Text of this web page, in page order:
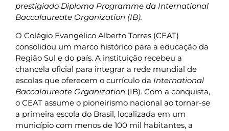
prestigiado Diploma Programme da International
Baccalaureate Organization (IB).
O Colégio Evangélico Alberto Torres (CEAT)
consolidou um marco histórico para a educação da
Região Sul e do país. A instituição recebeu a
chancela oficial para integrar a rede mundial de
escolas que oferecem o currículo da International
Baccalaureate Organization (IB). Com a conquista,
o CEAT assume o pioneirismo nacional ao tornar-se
a primeira escola do Brasil, localizada em um
município com menos de 100 mil habitantes, a